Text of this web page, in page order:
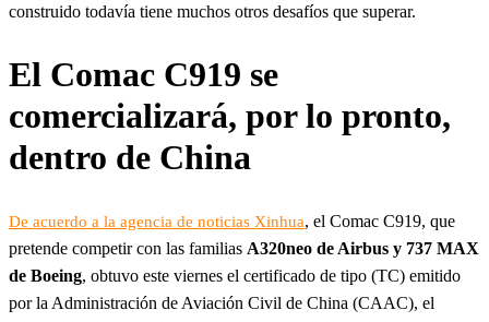
construido todavía tiene muchos otros desafíos que superar.
El Comac C919 se
comercializará, por lo pronto,
dentro de China
De acuerdo a la agencia de noticias Xinhua, el Comac C919, que
pretende competir con las familias A320neo de Airbus y 737 MAX
de Boeing, obtuvo este viernes el certificado de tipo (TC) emitido
por la Administración de Aviación Civil de China (CAAC), el